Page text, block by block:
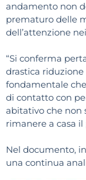
andamento non
prematuro delle
dell’attenzione
“Si conferma
drastica riduzione
fondamentale
di contatto con
abitativo che non
rimanere a casa il
Nel documento,
una continua